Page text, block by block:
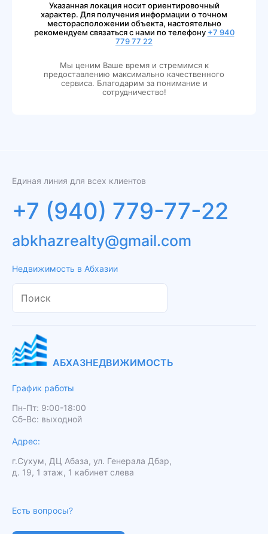
Указанная локация носит ориентировочный
характер. Для получения информации о точном
месторасположении объекта, настоятельно
рекомендуем связаться с нами по телефону +7 940
779 77 22
Мы ценим Ваше время и стремимся к
предоставлению максимально качественного
сервиса. Благодарим за понимание и
сотрудничество!
Единая линия для всех клиентов
+7 (940) 779-77-22
Недвижимость в Абхазии
abkhazrealty@gmail.com
АБХАЗНЕДВИЖИМОСТЬ
График работы
Пн-Пт: 9:00-18:00
Сб-Вс: выходной
Адрес:
г.Сухум, ДЦ Абаза, ул. Генерала Дбар,
д. 19, 1 этаж, 1 кабинет слева
Есть вопросы?